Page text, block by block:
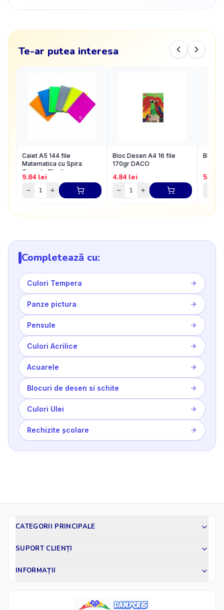
Te-ar putea interesa
Caiet A5 144 file
Matematica cu Spira
Coperta Plastic
9.84lei
Bloc Desen A4 16 file
170gr DACO
4.84lei
Bloc
5.72
Completează cu:
Culori Tempera
Panze pictura
Pensule
Culori Acrilice
Acuarele
Blocuri de desen si schite
Culori Ulei
Rechizite școlare
CATEGORII PRINCIPALE
SUPORT CLIENȚI
INFORMAȚII